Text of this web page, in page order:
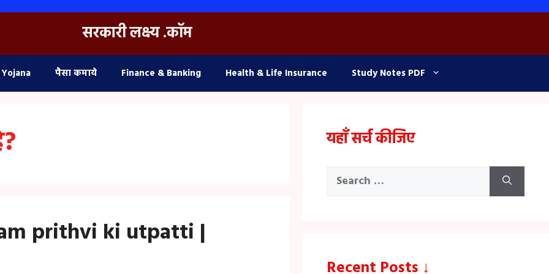
सरकारी लक्ष्य .कॉम
पैसा कमाये Finance & Banking Health & Life Insurance Study Notes PDF
prithvi ki utpatti |
यहाँ सर्च कीजिए
Search
Recent Posts ↓